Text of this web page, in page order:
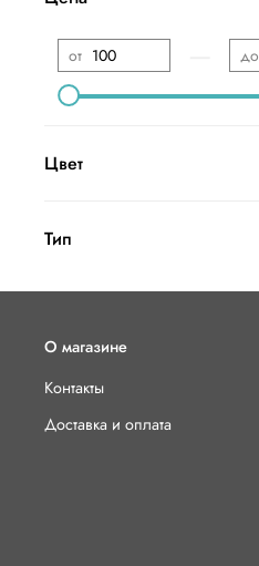
от до
Цвет
Тип
О магазине
Контакты
Доставка и оплата